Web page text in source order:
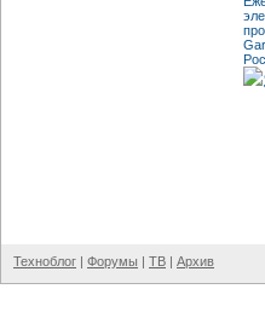
Техноблог | Форумы | ТВ | Архив